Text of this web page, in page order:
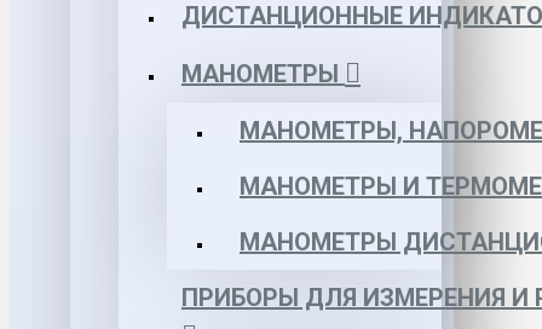
ДИСТАНЦИОННЫЕ
МАНОМЕТРЫ
МАНОМЕТРЫ,
МАНОМЕТРЫ И
МАНОМЕТРЫ
ПРИБОРЫ ДЛЯ ИЗМЕРЕНИЯ И